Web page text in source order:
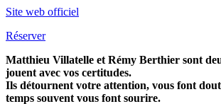
Site web officiel
Réserver
Matthieu Villatelle et Rémy Berthier sont
jouent avec vos certitudes.
Ils détournent votre attention, vous font
temps souvent vous font sourire.